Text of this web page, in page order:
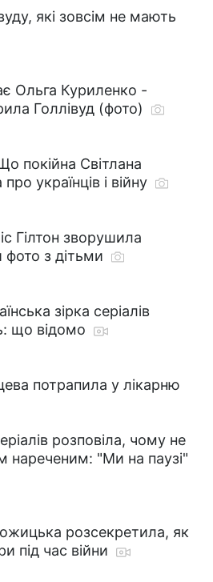
які зовсім не мають
Ольга Куриленко -
Голлівуд (фото)
покійна Світлана
українців і війну
Гілтон зворушила
з дітьми
зірка серіалів
що відомо
потрапила у лікарню
розповіла, чому не
нареченим: "Ми на паузі"
розсекретила, як
під час війни